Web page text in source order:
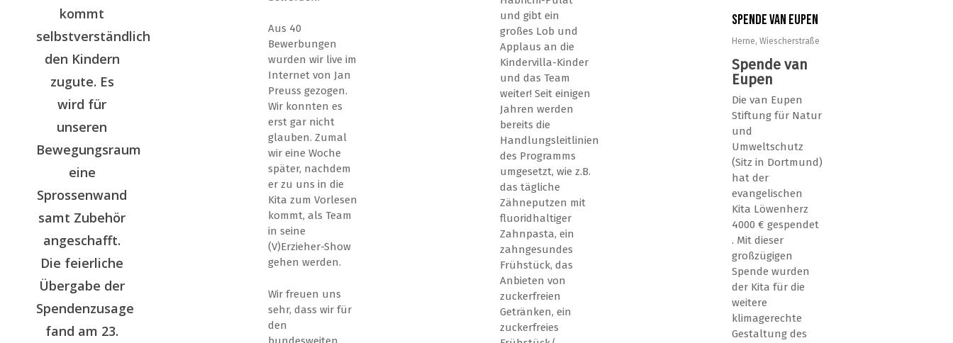
und gibt ein
großes Lob und
Applaus an die
Kindervilla-Kinder
und das Team
weiter! Seit einigen
Jahren werden
bereits die
Handlungsleitlinien
des Programms
umgesetzt, wie z.B.
das tägliche
Zähneputzen mit
fluoridhaltiger
Zahnpasta, ein
zahngesundes
Frühstück, das
Anbieten von
zuckerfreien
Getränken, ein
zuckerfreies
Aus 40
Bewerbungen
wurden wir live im
Internet von Jan
Preuss gezogen.
Wir konnten es
erst gar nicht
glauben. Zumal
wir eine Woche
später, nachdem
er zu uns in die
Kita zum Vorlesen
kommt, als Team
in seine
(V)Erzieher-Show
gehen werden.
Wir freuen uns
sehr, dass wir für
den
kommt
selbstverständlich
den Kindern
zugute. Es
wird für
unseren
Bewegungsraum
eine
Sprossenwand
samt Zubehör
angeschafft.
Die feierliche
Übergabe der
Spendenzusage
fand am 23.
Spende van Eupen
Herne, Wiescherstraße
Spende van
Eupen
Die van Eupen
Stiftung für Natur
und
Umweltschutz
(Sitz in Dortmund)
hat der
evangelischen
Kita Löwenherz
4000 € gespendet
. Mit dieser
großzügigen
Spende wurden
der Kita für die
weitere
klimagerechte
Gestaltung des